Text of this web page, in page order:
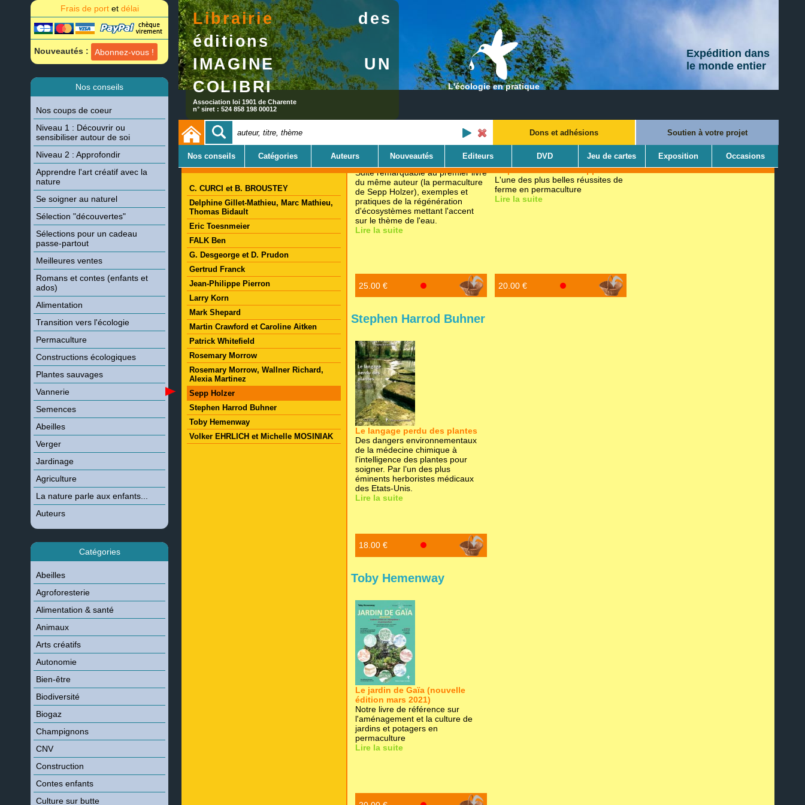
Frais de port etdélai
Nouveautés : Abonnez-vous !
Nos conseils
Nos coups de coeur
Niveau 1 : Découvrir ou
sensibiliser autour de soi
Niveau 2 : Approfondir
Apprendre l'art créatif avec la
nature
Se soigner au naturel
Sélection "découvertes"
Sélections pour un cadeau
passe-partout
Meilleures ventes
Romans et contes (enfants et
ados)
Alimentation
Transition vers l'écologie
Permaculture
Constructions écologiques
Plantes sauvages
Vannerie
Semences
Abeilles
Verger
Jardinage
Agriculture
La nature parle aux enfants...
Auteurs
Catégories
Abeilles
Agroforesterie
Alimentation & santé
Animaux
Arts créatifs
Autonomie
Bien-être
Biodiversité
Biogaz
Champignons
CNV
Construction
Contes enfants
Culture sur butte
Librairiedes
éditions
IMAGINE UN
COLIBRI
Association loi 1901 de Charente
n° siret : 524 858 198 00012
L'écologie en pratique
Expédition dans
le monde entier
Nos conseils Catégories Auteurs Nouveautés Editeurs DVD Jeu de cartes Exposition Occasions
Dons et adhésions Soutien à votre projet
Auteurs
C. CURCI et B. BROUSTEY
Delphine Gillet-Mathieu, Marc Mathieu,
Thomas Bidault
Eric Toesnmeier
FALK Ben
G. Desgeorge et D. Prudon
Gertrud Franck
Jean-Philippe Pierron
Larry Korn
Mark Shepard
Martin Crawford et Caroline Aitken
Patrick Whitefield
Rosemary Morrow
Rosemary Morrow, Wallner Richard,
Alexia Martinez
Sepp Holzer
Stephen Harrod Buhner
Toby Hemenway
Volker EHRLICH et Michelle MOSINIAK
22.00 €
Sepp Holzer
Suite remarquable au premier livre
du même auteur (la permaculture
de Sepp Holzer), exemples et
pratiques de la régénération
d'écosystèmes mettant l'accent
sur le thème de l'eau.
Lire la suite
25.00 €
La permaculture de Sepp Holzer
L'une des plus belles réussites de
ferme en permaculture
Lire la suite
20.00 €
Stephen Harrod Buhner
Le langage perdu des plantes
Des dangers environnementaux
de la médecine chimique à
l'intelligence des plantes pour
soigner. Par l’un des plus
éminents herboristes médicaux
des Etats-Unis.
Lire la suite
18.00 €
Toby Hemenway
Le jardin de Gaïa (nouvelle
édition mars 2021)
Notre livre de référence sur
l'aménagement et la culture de
jardins et potagers en
permaculture
Lire la suite